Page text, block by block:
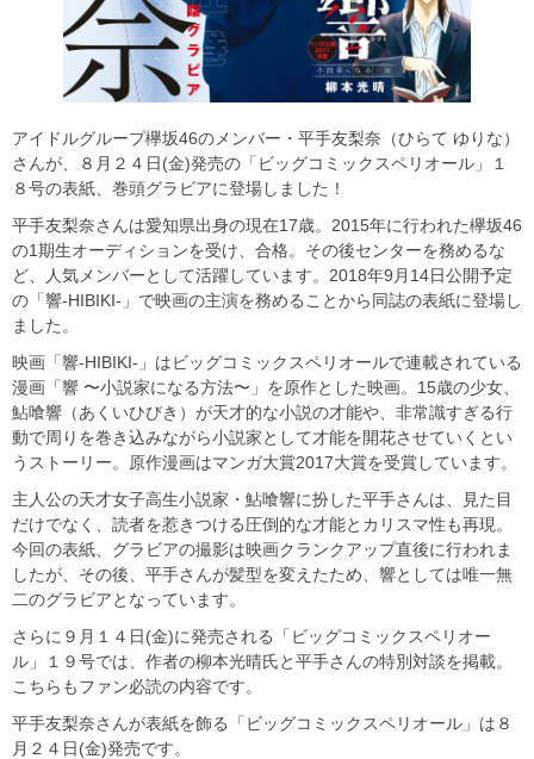
アイドルグループ欅坂46のメンバー・平手友梨奈（ひらて ゆりな）
さんが、８月２４日(金)発売の「ビッグコミックスペリオール」１
８号の表紙、巻頭グラビアに登場しました！
平手友梨奈さんは愛知県出身の現在17歳。2015年に行われた欅坂46
の1期生オーディションを受け、合格。その後センターを務めるな
ど、人気メンバーとして活躍しています。2018年9月14日公開予定
の「響-HIBIKI-」で映画の主演を務めることから同誌の表紙に登場し
ました。
映画「響-HIBIKI-」はビッグコミックスペリオールで連載されている
漫画「響 〜小説家になる方法〜」を原作とした映画。15歳の少女、
鮎喰響（あくいひびき）が天才的な小説の才能や、非常識すぎる行
動で周りを巻き込みながら小説家として才能を開花させていくとい
うストーリー。原作漫画はマンガ大賞2017大賞を受賞しています。
主人公の天才女子高生小説家・鮎喰響に扮した平手さんは、見た目
だけでなく、読者を惹きつける圧倒的な才能とカリスマ性も再現。
今回の表紙、グラビアの撮影は映画クランクアップ直後に行われま
したが、その後、平手さんが髪型を変えたため、響としては唯一無
二のグラビアとなっています。
さらに９月１４日(金)に発売される「ビッグコミックスペリオー
ル」１９号では、作者の柳本光晴氏と平手さんの特別対談を掲載。
こちらもファン必読の内容です。
平手友梨奈さんが表紙を飾る「ビッグコミックスペリオール」は８
月２４日(金)発売です。